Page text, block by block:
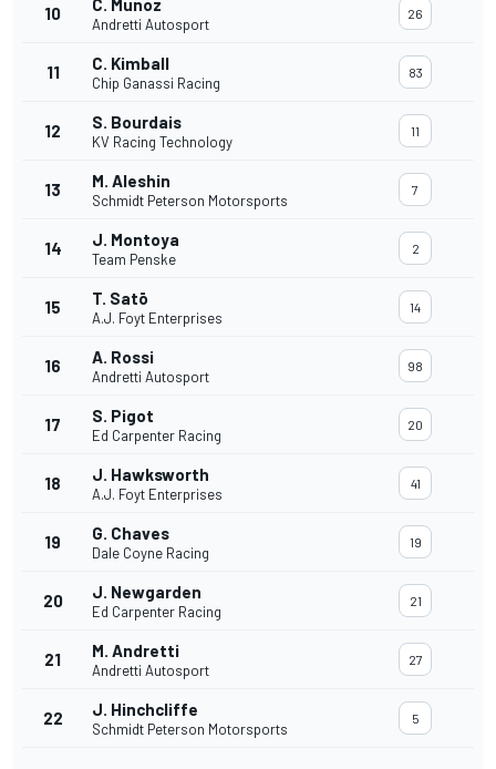
10 C. Munoz
Andretti Autosport
26
11 C. Kimball
Chip Ganassi Racing
83
12 S. Bourdais
KV Racing Technology
11
13 M. Aleshin
Schmidt Peterson Motorsports
7
14 J. Montoya
Team Penske
2
15 T. Satō
A.J. Foyt Enterprises
14
16 A. Rossi
Andretti Autosport
98
17 S. Pigot
Ed Carpenter Racing
20
18 J. Hawksworth
A.J. Foyt Enterprises
41
19 G. Chaves
Dale Coyne Racing
19
20 J. Newgarden
Ed Carpenter Racing
21
21 M. Andretti
Andretti Autosport
27
22 J. Hinchcliffe
Schmidt Peterson Motorsports
5